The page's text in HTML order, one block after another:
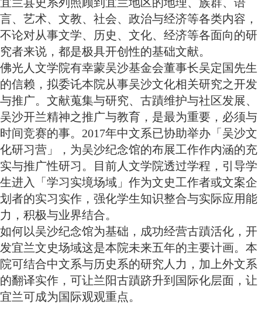
言、艺术、文教、社会、政治与经济等各类内容，
不论对从事文学、历史、文化、经济等各面向的研
究者来说，都是极具开创性的基础文献。
佛光人文学院有幸蒙吴沙基金会董事长吴定国先生
的信赖，拟委讬本院从事吴沙文化相关研究之开发
与推广。文献蒐集与研究、古蹟维护与社区发展、
吴沙开兰精神之推广与教育，是最为重要，必须与
时间竞赛的事。2017年中文系已协助举办「吴沙文
化研习营」，为吴沙纪念馆的布展工作作内涵的充
实与推广性研习。目前人文学院透过学程，引导学
生进入「学习实境场域」作为文史工作者或文案企
划者的实习实作，强化学生知识整合与实际应用能
力，积极与业界结合。
如何以吴沙纪念馆为基础，成功经营古蹟活化，开
发宜兰文史场域这是本院未来五年的主要计画。本
院可结合中文系与历史系的研究人力，加上外文系
的翻译实作，可让兰阳古蹟跻升到国际化层面，让
宜兰可成为国际观观重点。